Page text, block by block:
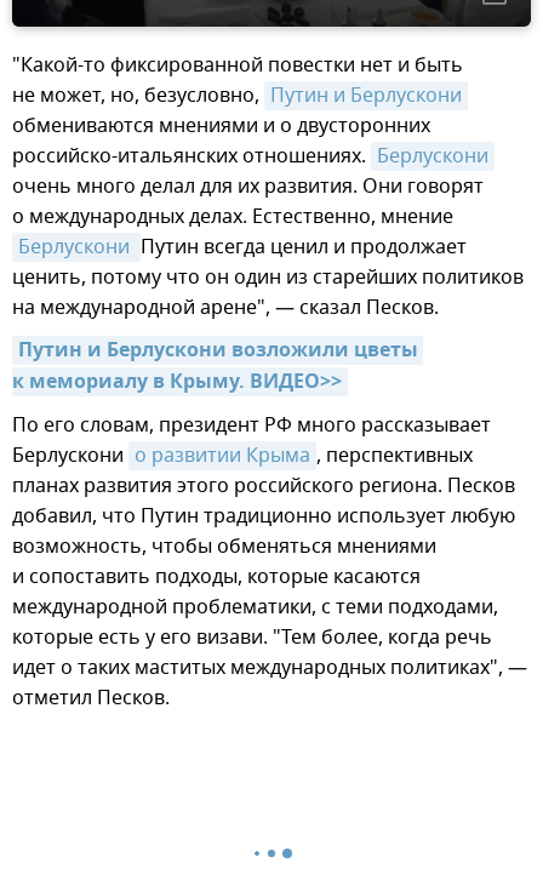
"Какой-то фиксированной повестки нет и быть
не может, но, безусловно, Путин и Берлускони
обмениваются мнениями и о двусторонних
российско-итальянских отношениях. Берлускони
очень много делал для их развития. Они говорят
о международных делах. Естественно, мнение
Берлускони Путин всегда ценил и продолжает
ценить, потому что он один из старейших политиков
на международной арене", — сказал Песков.
Путин и Берлускони возложили цветы
к мемориалу в Крыму. ВИДЕО>>
По его словам, президент РФ много рассказывает
Берлускони о развитии Крыма , перспективных
планах развития этого российского региона. Песков
добавил, что Путин традиционно использует любую
возможность, чтобы обменяться мнениями
и сопоставить подходы, которые касаются
международной проблематики, с теми подходами,
которые есть у его визави. "Тем более, когда речь
идет о таких маститых международных политиках", —
отметил Песков.